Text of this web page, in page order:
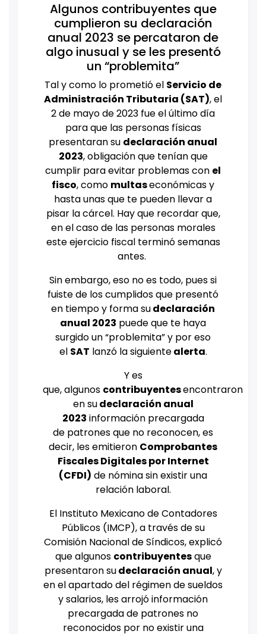
Algunos contribuyentes que
cumplieron su declaración
anual 2023 se percataron de
algo inusual y se les presentó
un “problemita”
Tal y como lo prometió el Servicio de
Administración Tributaria (SAT), el
2 de mayo de 2023 fue el último día
para que las personas físicas
presentaran su declaración anual
2023, obligación que tenían que
cumplir para evitar problemas con el
fisco, como multaseconómicas y
hasta unas que te pueden llevar a
pisar la cárcel. Hay que recordar que,
en el caso de las personas morales
este ejercicio fiscal terminó semanas
antes.
Sin embargo, eso no es todo, pues si
fuiste de los cumplidos que presentó
en tiempo y forma sudeclaración
anual 2023 puede que te haya
surgido un “problemita” y por eso
el SAT lanzó la siguientealerta.
Y es
que,algunos contribuyentesencontraron
en sudeclaración anual
2023 información precargada
de patrones que no reconocen, es
decir, les emitieron Comprobantes
Fiscales Digitales por Internet
(CFDI) de nómina sin existir una
relación laboral.
El Instituto Mexicano de Contadores
Públicos (IMCP), a través de su
Comisión Nacional de Síndicos, explicó
que algunos contribuyentesque
presentaron sudeclaración anual, y
en el apartado del régimen de sueldos
y salarios, les arrojó información
precargada de patrones no
reconocidos por no existir una